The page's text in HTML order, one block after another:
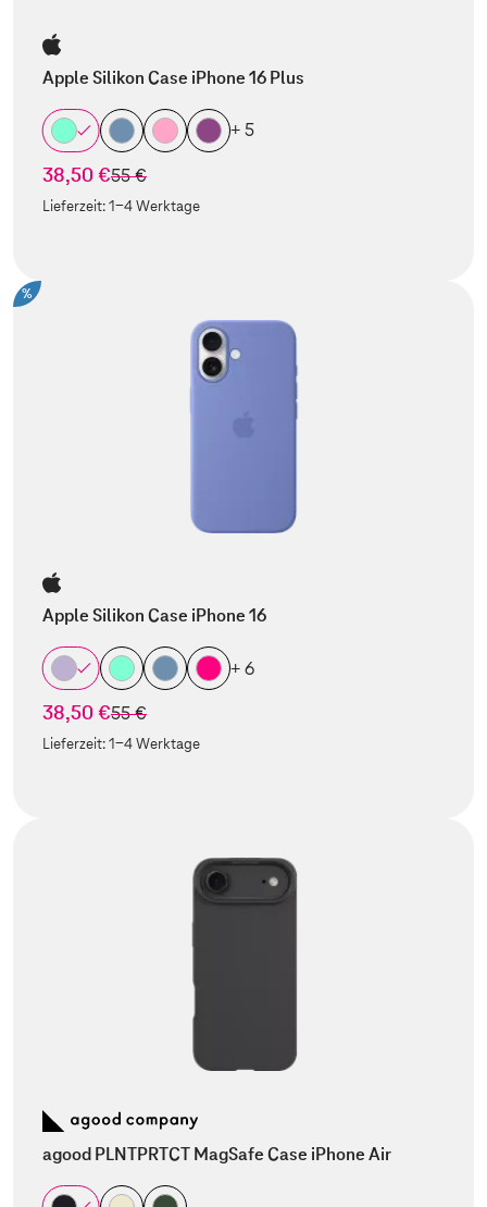
Apple Silikon Case iPhone 16 Plus
+ 5
38,50 €statt
55 €
Lieferzeit:1-4 Werktage
%
Apple Silikon Case iPhone 16
+ 6
38,50 €statt
55 €
Lieferzeit:1-4 Werktage
agood PLNTPRTCT MagSafe Case iPhone Air